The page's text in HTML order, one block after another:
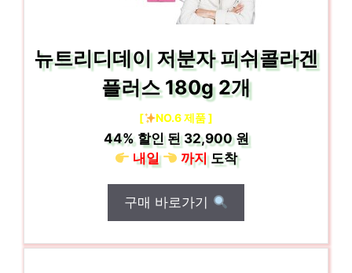
뉴트리디데이 저분자 피쉬콜라겐
플러스 180g 2개
[ NO.6 제품 ]
44%할인 된32,900 원
내일
까지도착
구매 바로가기